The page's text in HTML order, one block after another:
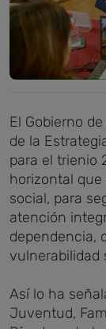
El Gobierno
de la
para el trienio
horizontal
social, para
atención
dependencia,
vulnerabilidad
Así lo ha
Juventud,